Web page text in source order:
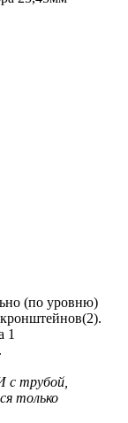
(по уровню)
1
трубой,
только